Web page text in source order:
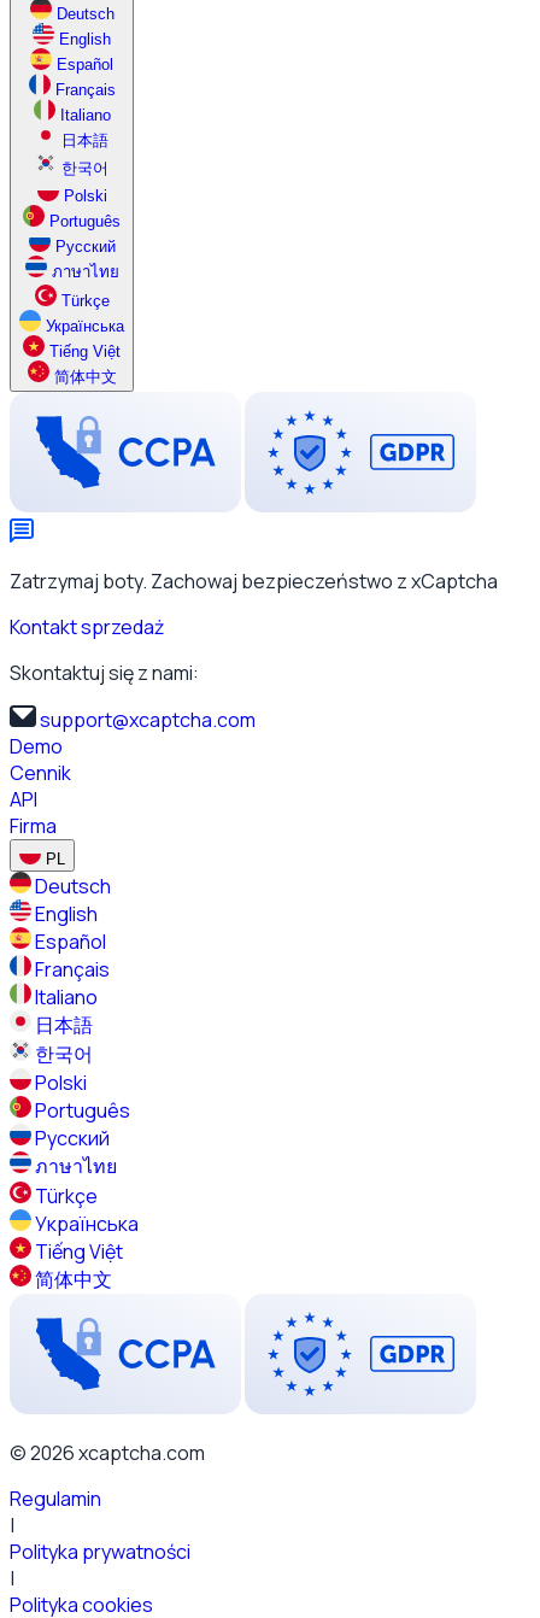
Deutsch
English
Español
Français
Italiano
日本語
한국어
Polski
Português
Русский
ภาษาไทย
Türkçe
Українська
Tiếng Việt
简体中文
Zatrzymaj boty. Zachowaj bezpieczeństwo z xCaptcha
Kontakt sprzedaż
Skontaktuj się z nami:
support@xcaptcha.com
Demo
Cennik
API
Firma
PL
Deutsch
English
Español
Français
Italiano
日本語
한국어
Polski
Português
Русский
ภาษาไทย
Türkçe
Українська
Tiếng Việt
简体中文
© 2026 xcaptcha.com
Regulamin
|
Polityka prywatności
|
Polityka cookies